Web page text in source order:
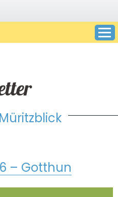
– Gotthun